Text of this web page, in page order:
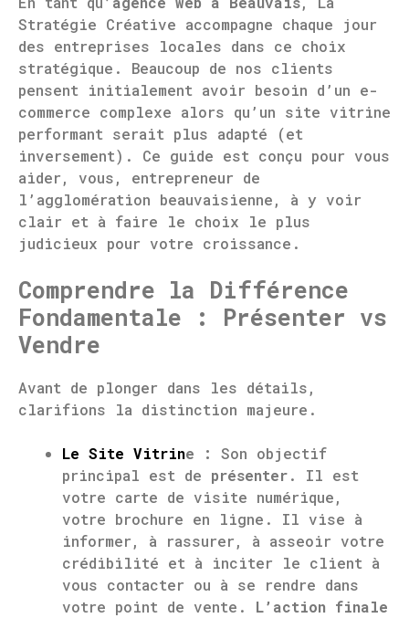
Stratégie Créative accompagne chaque jour
des entreprises locales dans ce choix
stratégique. Beaucoup de nos clients
pensent initialement avoir besoin d’un e-
commerce complexe alors qu’un site vitrine
performant serait plus adapté (et
inversement). Ce guide est conçu pour vous
aider, vous, entrepreneur de
l’agglomération beauvaisienne, à y voir
clair et à faire le choix le plus
judicieux pour votre croissance.
Comprendre la Différence
Fondamentale : Présenter vs
Vendre
Avant de plonger dans les détails,
clarifions la distinction majeure.
Le Site Vitrine :
Son objectif
principal est de présenter. Il est
votre carte de visite numérique,
votre brochure en ligne. Il vise à
informer, à rassurer, à asseoir votre
crédibilité et à inciter le client à
vous contacter ou à se rendre dans
votre point de vente. L’action finale